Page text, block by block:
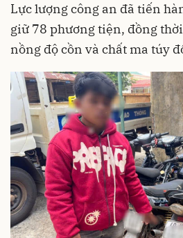
Lực lượng công an đã tiến
giữ 78 phương tiện, đồng
nồng độ cồn và chất ma túy